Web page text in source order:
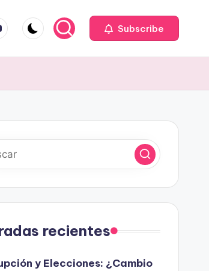
Subscribe
recientes
y Elecciones: ¿Cambio